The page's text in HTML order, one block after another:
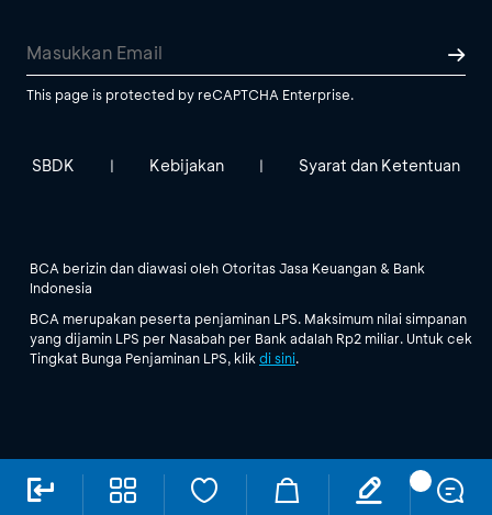
This page is protected by reCAPTCHA Enterprise.
SBDK | Kebijakan | Syarat dan Ketentuan
BCA berizin dan diawasi oleh Otoritas Jasa Keuangan & Bank
Indonesia
BCA merupakan peserta penjaminan LPS. Maksimum nilai simpanan
yang dijamin LPS per Nasabah per Bank adalah Rp2 miliar. Untuk cek
Tingkat Bunga Penjaminan LPS, klik di sini.